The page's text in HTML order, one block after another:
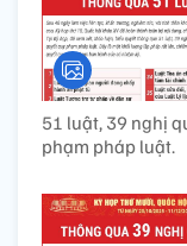
51 luật, 39 nghị
phạm pháp luật.